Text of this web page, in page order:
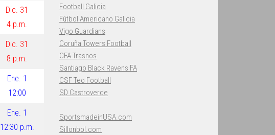
Dic. 31
4 p.m.
Dic. 31
8 p.m.
Ene. 1
12:00
Ene. 1
12:30 p.m.
Football Galicia
Fútbol Americano Galicia
Vigo Guardians
Coruña Towers Football
CFA Trasnos
Santiago Black Ravens FA
CSF Teo Football
SD Castroverde
SportsmadeinUSA.com
Sillonbol.com